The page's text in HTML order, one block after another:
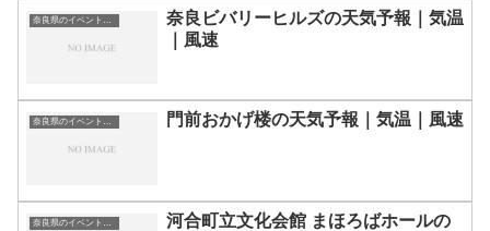
奈良県のイベント会場一覧
奈良ビバリーヒルズの天気予報｜気温
｜風速
門前おかげ楼の天気予報｜気温｜風速
河合町立文化会館 まほろばホールの